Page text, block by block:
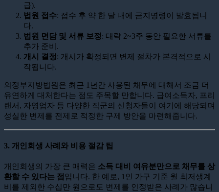
급).
법원 접수: 접수 후 약 한 달 내에 금지명령이 발효됩니
다.
법원 면담 및 서류 보정: 대략 2~3주 동안 필요한 서류를
추가 준비.
개시 결정: 개시가 확정되면 변제 절차가 본격적으로 시
작됩니다.
의정부지방법원은 최근 1년간 사용된 채무에 대해서 조금 더
유연하게 대처한다는 점도 주목할 만합니다. 급여소득자, 프리
랜서, 자영업자 등 다양한 직군의 신청자들이 여기에 해당되며
성실한 변제를 전제로 적정한 구제 방안을 마련해줍니다.
3. 개인회생 사례와 비용 절감 팁
개인회생의 가장 큰 매력은 소득 대비 여유분만으로 채무를 상
환할 수 있다는 점 입니다. 한 예로, 1인 가구 기준 월 최저생계
비를 제외한 수십만 원으로도 변제를 인정받은 사례가 많습니